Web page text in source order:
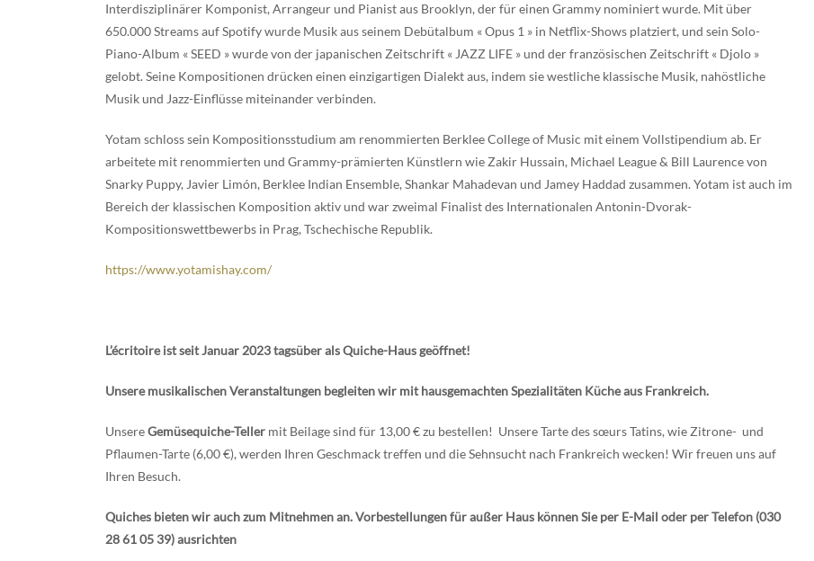
Interdisziplinärer Komponist, Arrangeur und Pianist aus Brooklyn, der für einen Grammy nominiert wurde. Mit über
650.000 Streams auf Spotify wurde Musik aus seinem Debütalbum « Opus 1 » in Netflix-Shows platziert, und sein Solo-
Piano-Album « SEED » wurde von der japanischen Zeitschrift « JAZZ LIFE » und der französischen Zeitschrift « Djolo »
gelobt. Seine Kompositionen drücken einen einzigartigen Dialekt aus, indem sie westliche klassische Musik, nahöstliche
Musik und Jazz-Einflüsse miteinander verbinden.
Yotam schloss sein Kompositionsstudium am renommierten Berklee College of Music mit einem Vollstipendium ab. Er
arbeitete mit renommierten und Grammy-prämierten Künstlern wie Zakir Hussain, Michael League & Bill Laurence von
Snarky Puppy, Javier Limón, Berklee Indian Ensemble, Shankar Mahadevan und Jamey Haddad zusammen. Yotam ist auch im
Bereich der klassischen Komposition aktiv und war zweimal Finalist des Internationalen Antonin-Dvorak-
Kompositionswettbewerbs in Prag, Tschechische Republik.
https://www.yotamishay.com/
L’écritoire ist seit Januar 2023 tagsüber als Quiche-Haus geöffnet!
Unsere musikalischen Veranstaltungen begleiten wir mit hausgemachten Spezialitäten Küche aus Frankreich.
UnsereGemüsequiche-Teller mit Beilage sind für 13,00 € zu bestellen! Unsere Tarte des sœurs Tatins, wie Zitrone- und
Pflaumen-Tarte (6,00 €), werden Ihren Geschmack treffen und die Sehnsucht nach Frankreich wecken! Wir freuen uns auf
Ihren Besuch.
Quiches bieten wir auch zum Mitnehmen an. Vorbestellungen für außer Haus können Sie per E-Mail oder per Telefon (030
28 61 05 39) ausrichten